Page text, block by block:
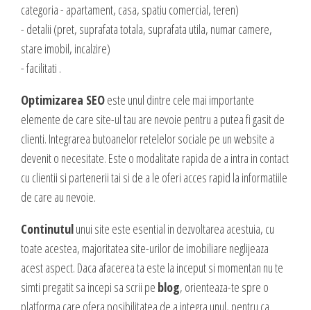
Grafica publicitara
Grafica pentru print
Fotografie digitala
categoria - apartament, casa, spatiu comercial, teren)
- detalii (pret, suprafata totala, suprafata utila, numar camere,
stare imobil, incalzire)
- facilitati .
Optimizarea SEOeste unul dintre cele mai importante
elemente de care site-ul tau are nevoie pentru a putea fi gasit de
clienti. Integrarea butoanelor retelelor sociale pe un website a
devenit o necesitate. Este o modalitate rapida de a intra in contact
cu clientii si partenerii tai si de a le oferi acces rapid la informatiile
de care au nevoie.
Continutulunui site este esential in dezvoltarea acestuia, cu
toate acestea, majoritatea site-urilor de imobiliare neglijeaza
acest aspect. Daca afacerea ta este la inceput si momentan nu te
simti pregatit sa incepi sa scrii pe blog, orienteaza-te spre o
platforma care ofera posibilitatea de a integra unul, pentru ca